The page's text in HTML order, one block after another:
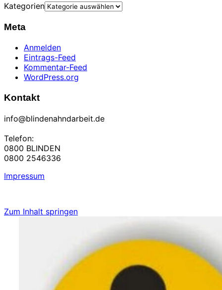
Kategorien
Meta
Anmelden
Eintrags-Feed
Kommentar-Feed
WordPress.org
Kontakt
info@blindenahndarbeit.de
Telefon:
0800 BLINDEN
0800 2546336
Impressum
Zum Inhalt springen